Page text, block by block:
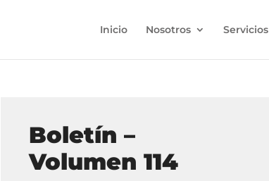
Inicio Nosotros Servicios
Boletín –
Volumen 114